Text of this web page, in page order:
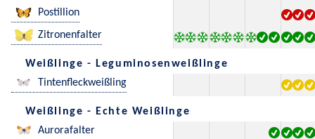
Postillion
Zitronenfalter
Weißlinge - Leguminosenweißlinge
Tintenfleckweißling
Weißlinge - Echte Weißlinge
Aurorafalter